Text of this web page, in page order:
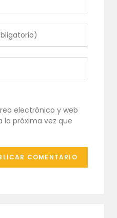
electrónico y web
la próxima vez que